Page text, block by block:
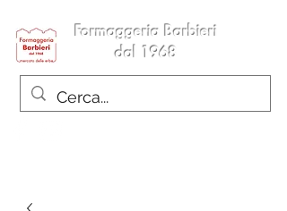
Formaggeria Barbieri
dal 1968